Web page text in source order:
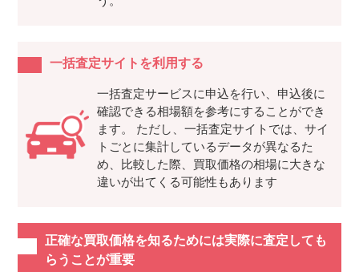
一括査定サイトを利用する
一括査定サービスに申込を行い、申込後に
確認できる相場額を参考にすることができ
ます。 ただし、一括査定サイトでは、サイ
トごとに集計しているデータが異なるた
め、比較した際、買取価格の相場に大きな
違いが出てくる可能性もあります
正確な買取価格を知るためには実際に査定しても
らうことが重要